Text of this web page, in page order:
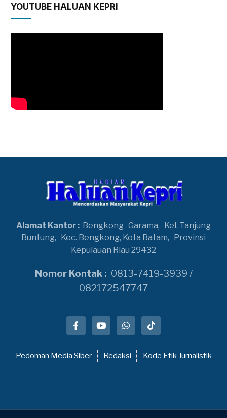
YOUTUBE HALUAN KEPRI
Alamat Kantor : Bengkong Garama, Kel. Tanjung
Buntung, Kec. Bengkong, Kota Batam, Provinsi
Kepulauan Riau 29432
Nomor Kontak : 0813-7419-3939 /
082172547747
Pedoman Media Siber Redaksi Kode Etik Jurnalistik